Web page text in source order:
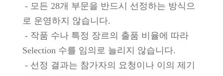
- 모든 28개 부문을 반드시 선정하는 방식으
로 운영하지 않습니다.
- 작품 수나 특정 장르의 출품 비율에 따라
Selection 수를 임의로 늘리지 않습니다.
- 선정 결과는 참가자의 요청이나 이의 제기